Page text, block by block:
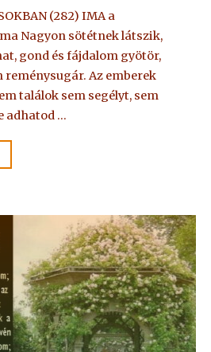
(282) IMA a
Nagyon sötétnek látszik,
gond és fájdalom gyötör,
reménysugár. Az emberek
találok sem segélyt, sem
adhatod …